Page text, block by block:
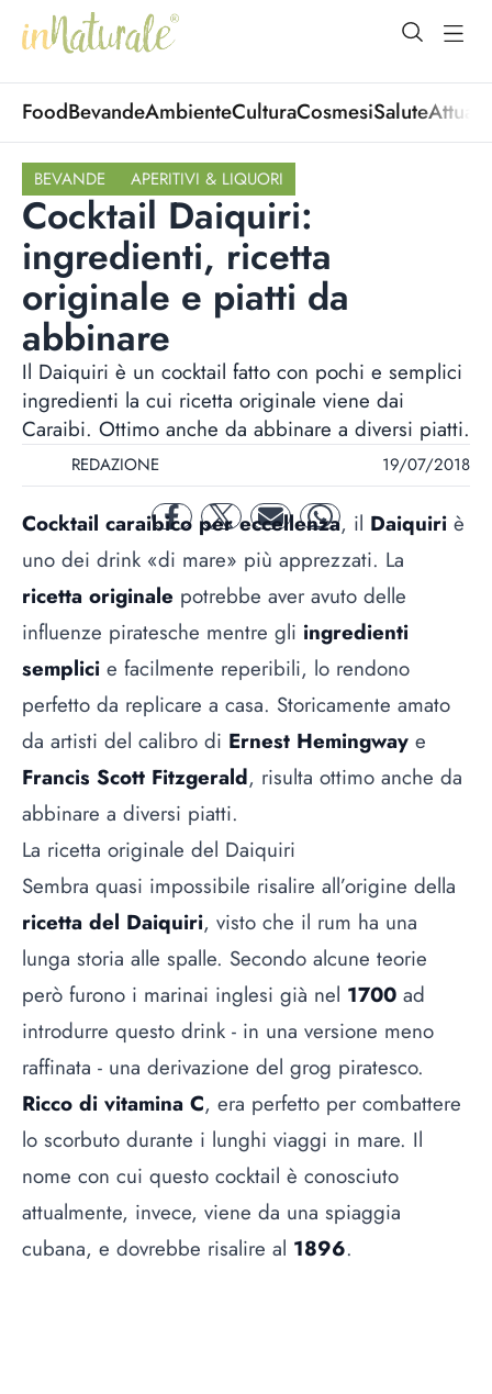
open
FoodBevandeAmbienteCulturaCosmesiSalute
BEVANDE APERITIVI & LIQUORI
Cocktail Daiquiri:
ingredienti, ricetta
originale e piatti da
abbinare
Il Daiquiri è un cocktail fatto con pochi e semplici
ingredienti la cui ricetta originale viene dai
Caraibi. Ottimo anche da abbinare a diversi piatti.
REDAZIONE 19/07/2018
facebooktwitter mail whatsapp
Cocktail caraibico per eccellenza, il Daiquiri è
uno dei drink «di mare» più apprezzati. La
ricetta originale potrebbe aver avuto delle
influenze piratesche mentre gli ingredienti
semplici e facilmente reperibili, lo rendono
perfetto da replicare a casa. Storicamente amato
da artisti del calibro di Ernest Hemingway e
Francis Scott Fitzgerald, risulta ottimo anche da
abbinare a diversi piatti.
La ricetta originale del Daiquiri
Sembra quasi impossibile risalire all’origine della
ricetta del Daiquiri, visto che il rum ha una
lunga storia alle spalle. Secondo alcune teorie
però furono i marinai inglesi già nel 1700 ad
introdurre questo drink - in una versione meno
raffinata - una derivazione del grog piratesco.
Ricco di vitamina C, era perfetto per combattere
lo scorbuto durante i lunghi viaggi in mare. Il
nome con cui questo cocktail è conosciuto
attualmente, invece, viene da una spiaggia
cubana, e dovrebbe risalire al 1896.